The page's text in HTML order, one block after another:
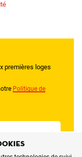
premières loges
Politique de